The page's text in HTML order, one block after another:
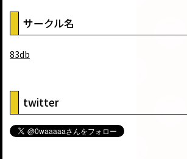
サークル名
83db
twitter